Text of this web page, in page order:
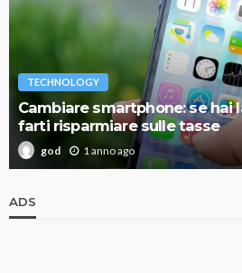
TECHNOLOGY
Cambiare smartphone: se hai
farti risparmiare sulle tasse
god 1 anno ago
ADS